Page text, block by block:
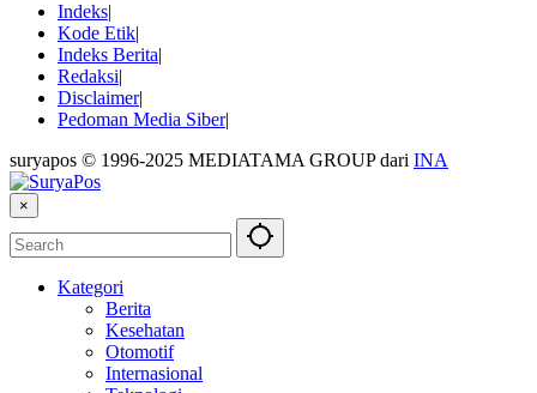
Indeks
Kode Etik
Indeks Berita
Redaksi
Disclaimer
Pedoman Media Siber
suryapos © 1996-2025 MEDIATAMA GROUP dari INA
×
Kategori
Berita
Kesehatan
Otomotif
Internasional